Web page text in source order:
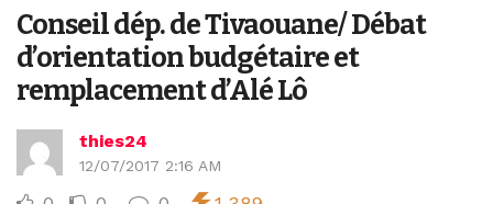
Conseil dép. de Tivaouane/ Débat
d’orientation budgétaire et
remplacement d’Alé Lô
thies24
12/07/2017 2:16 AM